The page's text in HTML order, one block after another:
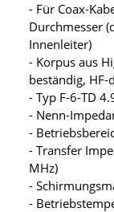
- Für Coax-
Durchmesser
Innenleiter)
- Korpus aus
beständig,
- Typ F-6-TD
- Nenn-
-
- Transfer
MHz)
-
-